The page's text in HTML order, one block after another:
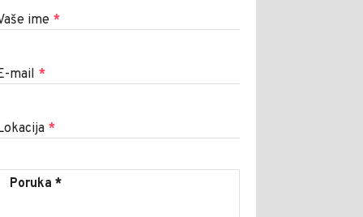
ime *
mail *
*